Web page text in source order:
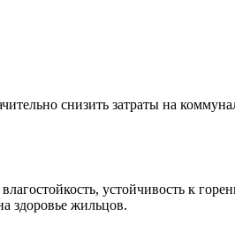
снизить затраты на
устойчивость к
здоровье жильцов.